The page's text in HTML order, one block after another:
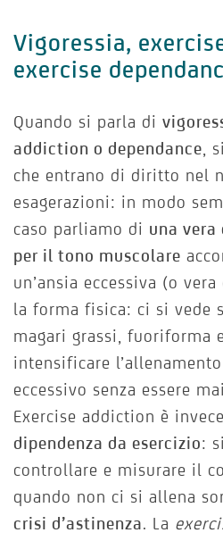
Vigoressia,
exercise
Quando si parla di
addiction o dependance ,
che entrano di diritto nel
esagerazioni: in modo
caso parliamo di una vera
per il tono muscolare
un’ansia eccessiva (o
la forma fisica: ci si vede
magari grassi, fuoriforma
intensificare
eccessivo senza essere
Exercise addiction è
dipendenza da esercizio:
controllare e misurare il
quando non ci si allena
crisi d’astinenza. La